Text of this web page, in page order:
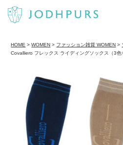
HOME WOMEN ファッション雑貨 WOMEN
Covalliero フレックス ライディングソックス（3色